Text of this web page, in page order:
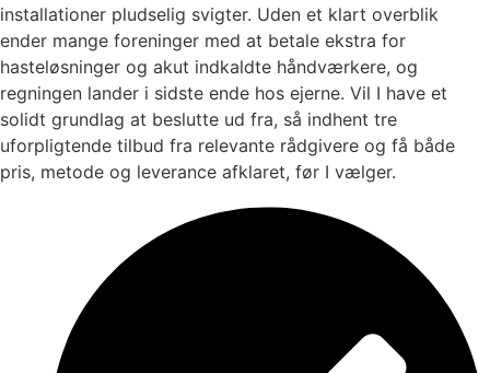
installationer pludselig svigter. Uden et klart overblik
ender mange foreninger med at betale ekstra for
hasteløsninger og akut indkaldte håndværkere, og
regningen lander i sidste ende hos ejerne. Vil I have et
solidt grundlag at beslutte ud fra, så indhent tre
uforpligtende tilbud fra relevante rådgivere og få både
pris, metode og leverance afklaret, før I vælger.